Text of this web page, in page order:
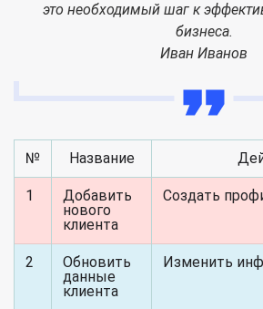
это необходимый шаг к
бизнеса.
Иван Иванов
№ Название
1
Добавить
нового
клиента
Создать
2
Обновить
данные
клиента
Изменить